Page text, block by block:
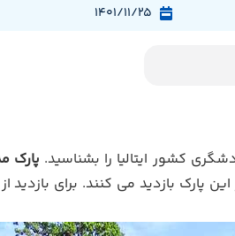
1401/11/25
کشور ایتالیا را بشناسید. پارک
پارک بازدید می کنند. برای